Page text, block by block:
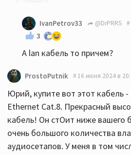
Сейчас специально достал
Ошибся немного, на стример
категорию. Для двух
кабели 8-й категории того
здесь был реальный эффект
HDR. Глаза не обманешь.
IvanPetrov33 @DrPRRS
3
А lan кабель то причем?
ProstoPutnik 16 июня 2024 в
Юрий, купите вот этот кабель -
Ethernet Cat.8. Прекрасный
кабель! Он стОит ниже вашего
очень большого количества
аудиосетапов. У меня в том